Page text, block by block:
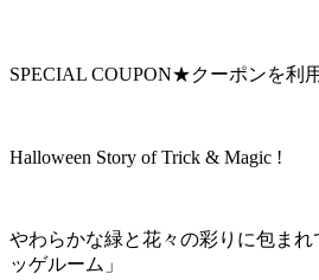
SPECIAL COUPON★クーポンを利
Halloween Story of Trick & Magic !
やわらかな緑と花々の彩りに包まれ
ッゲルーム」